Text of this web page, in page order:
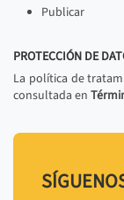
Publicar
PROTECCIÓN DE
La política de
consultada en